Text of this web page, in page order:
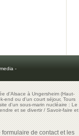
-
d'Alsace à Ungersheim (Haut-
end ou d'un court séjour, Tours
d'un sous-marin nucléaire : Le
et se divertir/Savoir-faire et
de contact et les